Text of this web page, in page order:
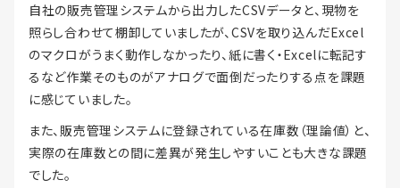
自社の販売管理システムから出力したCSVデータと、現物を
照らし合わせて棚卸していましたが、CSVを取り込んだExcel
のマクロがうまく動作しなかったり、紙に書く・Excelに転記す
るなど作業そのものがアナログで面倒だったりする点を課題
に感じていました。
また、販売管理システムに登録されている在庫数（理論値）と、
実際の在庫数との間に差異が発生しやすいことも大きな課題
でした。